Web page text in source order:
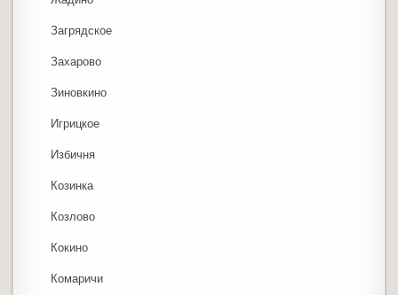
Загрядское
Захарово
Зиновкино
Игрицкое
Избичня
Козинка
Козлово
Кокино
Комаричи